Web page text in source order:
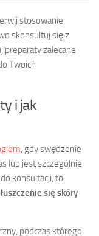
stosowanie
skonsultuj się z
preparaty zalecane
Twoich
i jak
, gdy swędzenie
lub jest szczególnie
konsultacji, to
łuszczenie się skóry
podczas którego